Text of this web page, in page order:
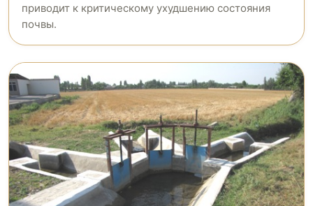
приводит к критическому ухудшению состояния
почвы.